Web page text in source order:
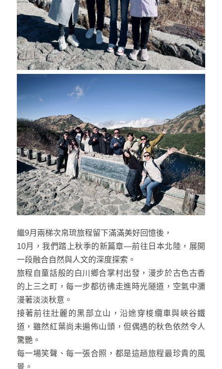
繼9月兩梯次帛琉旅程留下滿滿美好回憶後，
10月，我們踏上秋季的新篇章—前往日本北陸，展開
一段融合自然與人文的深度探索。
旅程自童話般的白川鄉合掌村出發，漫步於古色古香
的上三之町，每一步都彷彿走進時光隧道，空氣中瀰
漫著淡淡秋意。
接著前往壯麗的黑部立山，沿途穿梭纜車與峽谷鐵
道，雖然紅葉尚未遍佈山頭，但偶遇的秋色依然令人
驚艷。
每一場笑聲、每一張合照，都是這趟旅程最珍貴的風
景。